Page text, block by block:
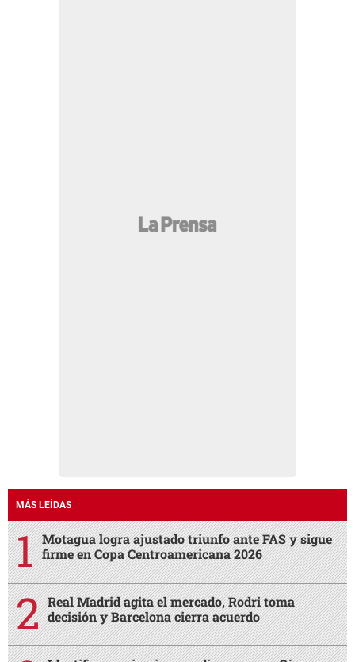
MÁS LEÍDAS
Motagua logra ajustado triunfo ante FAS y sigue
firme en Copa Centroamericana 2026
Real Madrid agita el mercado, Rodri toma
decisión y Barcelona cierra acuerdo